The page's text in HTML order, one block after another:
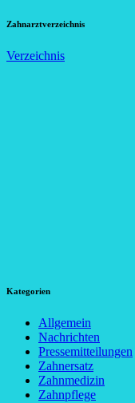
Zahnarztverzeichnis
Verzeichnis
Kategorien
Allgemein
Nachrichten
Pressemitteilungen
Zahnersatz
Zahnmedizin
Zahnpflege